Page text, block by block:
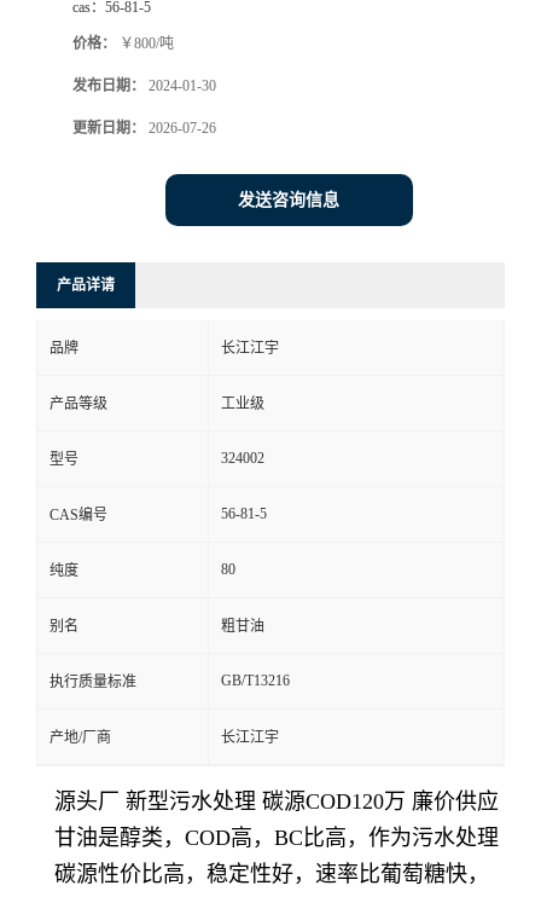
cas： 56-81-5
价格： ￥800/吨
发布日期： 2024-01-30
更新日期： 2026-07-26
发送咨询信息
产品详请
品牌 长江江宇
产品等级 工业级
型号 324002
CAS编号 56-81-5
纯度 80
别名 粗甘油
执行质量标准 GB/T13216
产地/厂商 长江江宇
源头厂 新型污水处理 碳源COD120万 廉价供应
甘油是醇类，COD高，BC比高，作为污水处理
碳源性价比高，稳定性好，速率比葡萄糖快，